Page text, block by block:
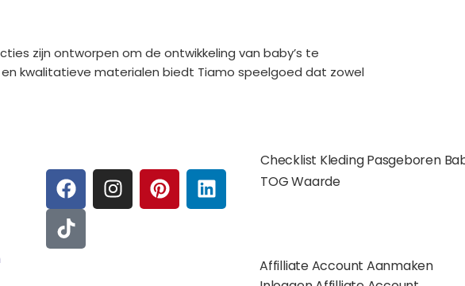
zijn ontworpen om de ontwikkeling van baby’s te
kwalitatieve materialen biedt Tiamo speelgoed dat zowel
F
A
C
E
B
I
N
S
P
I
N
L
I
N
T
I
K
T
O
Checklist Kleding Pasgeboren
TOG Waarde
Affilliate Account Aanmaken